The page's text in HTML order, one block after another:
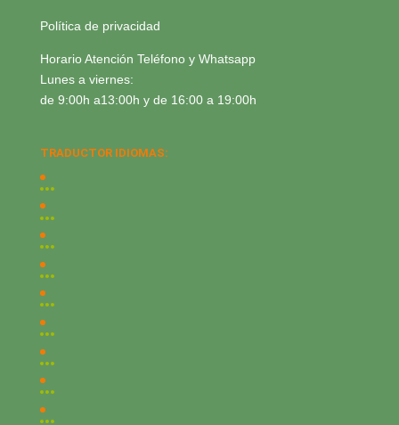
Política de privacidad
Horario Atención Teléfono y Whatsapp
Lunes a viernes:
de 9:00h a13:00h y de 16:00 a 19:00h
TRADUCTOR IDIOMAS: